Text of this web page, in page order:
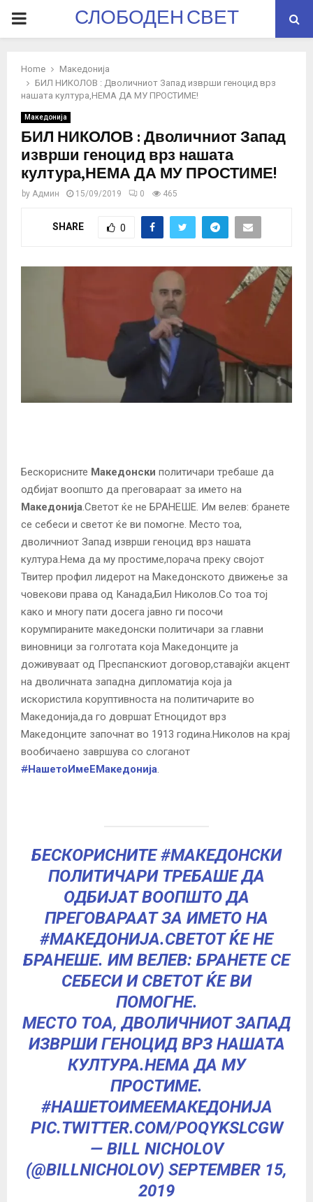
PRIMARYСЛОБОДЕН СВЕТ
Home
Македонија
БИЛ НИКОЛОВ : Дволичниот Запад изврши геноцид врз
нашата култура,НЕМА ДА МУ ПРОСТИМЕ!
Македонија
БИЛ НИКОЛОВ : Дволичниот Запад
изврши геноцид врз нашата
култура,НЕМА ДА МУ ПРОСТИМЕ!
by Админ 15/09/2019 0 465
SHARE 0
Бескорисните Македонски политичари требаше да
одбијат воопшто да преговараат за името на
Македонија.Светот ќе не БРАНЕШЕ. Им велев: бранете
се себеси и светот ќе ви помогне. Место тоа,
дволичниот Запад изврши геноцид врз нашата
култура.Нема да му простиме,порача преку својот
Твитер профил лидерот на Македонското движење за
човекови права од Канада,Бил Николов.Со тоа тој
како и многу пати досега јавно ги посочи
корумпираните македонски политичари за главни
виновници за голготата која Македонците ја
доживуваат од Преспанскиот договор,ставајќи акцент
на дволичната западна дипломатија која ја
искористила коруптивноста на политичарите во
Македонија,да го довршат Етноцидот врз
Македонците започнат во 1913 година.Николов на крај
вообичаено завршува со слоганот
#НашетоИмеЕМакедонија.
БЕСКОРИСНИТЕ#МАКЕДОНСКИ
ПОЛИТИЧАРИ ТРЕБАШЕ ДА
ОДБИЈАТ ВООПШТО ДА
ПРЕГОВАРААТ ЗА ИМЕТО НА
#МАКЕДОНИЈА.СВЕТОТ ЌЕ НЕ
БРАНЕШЕ. ИМ ВЕЛЕВ: БРАНЕТЕ СЕ
СЕБЕСИ И СВЕТОТ ЌЕ ВИ
ПОМОГНЕ.
МЕСТО ТОА, ДВОЛИЧНИОТ ЗАПАД
ИЗВРШИ ГЕНОЦИД ВРЗ НАШАТА
КУЛТУРА.НЕМА ДА МУ
ПРОСТИМЕ.
#НАШЕТОИМЕЕМАКЕДОНИЈА
PIC.TWITTER.COM/POQYKSLCGW
— BILL NICHOLOV
(@BILLNICHOLOV) SEPTEMBER 15,
2019